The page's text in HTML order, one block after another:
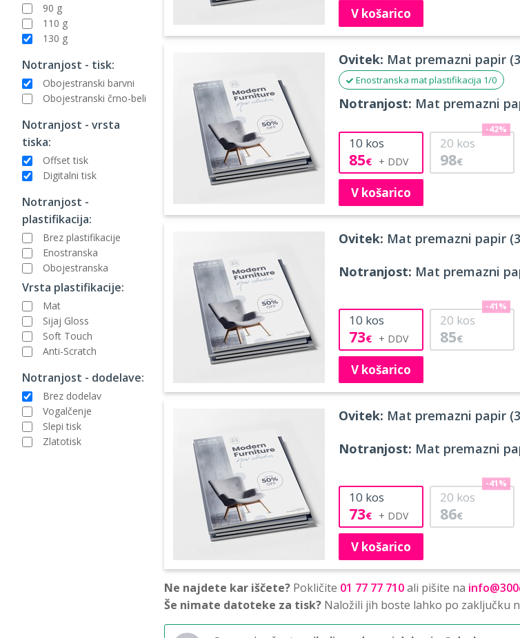
90 g
110 g
130 g
Notranjost - tisk:
Obojestranski barvni
Obojestranski črno-beli
Notranjost - vrsta
tiska:
Offset tisk
Digitalni tisk
Notranjost -
plastifikacija:
Brez plastifikacije
Enostranska
Obojestranska
Vrsta plastifikacije:
Mat
Sijaj Gloss
Soft Touch
Anti-Scratch
Notranjost - dodelave:
Brez dodelav
Vogalčenje
Slepi tisk
Zlatotisk
V košarico
Ovitek: Mat premazni papir
Enostranska mat plastifikacija 1/0
Notranjost: Mat premazni
10 kos
85€
20 kos
98€
-42%
V košarico
Ovitek: Mat premazni papir
Notranjost: Mat premazni
10 kos
73€
20 kos
85€
-41%
V košarico
Ovitek: Mat premazni papir
Notranjost: Mat premazni
10 kos
73€
20 kos
86€
-41%
V košarico
Ne najdete kar iščete? Pokličite 01 77 77 710ali pišite na
Še nimate datoteke za tisk? Naložili jih boste lahko po zaključku